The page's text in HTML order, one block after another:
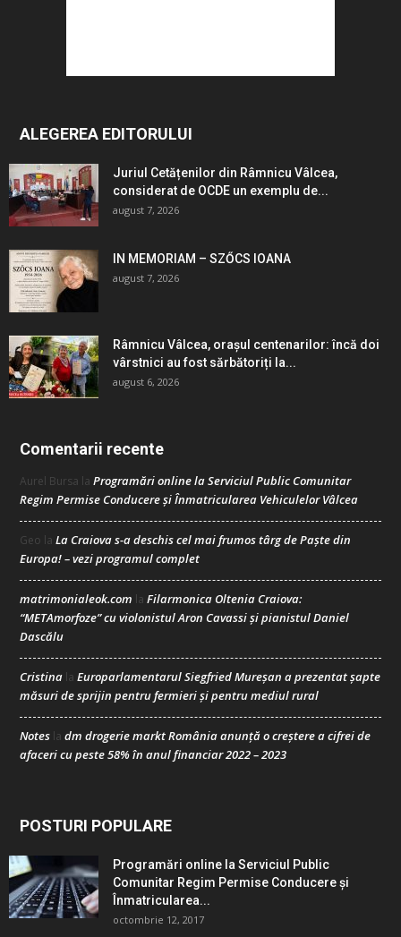
ALEGEREA EDITORULUI
Juriul Cetățenilor din Râmnicu Vâlcea,
considerat de OCDE un exemplu de...
august 7, 2026
IN MEMORIAM – SZŐCS IOANA
august 7, 2026
Râmnicu Vâlcea, orașul centenarilor: încă doi
vârstnici au fost sărbătoriți la...
august 6, 2026
Comentarii recente
Aurel Bursa la Programări online la Serviciul Public Comunitar
Regim Permise Conducere şi Înmatricularea Vehiculelor Vâlcea
Geo la La Craiova s-a deschis cel mai frumos târg de Paște din
Europa! – vezi programul complet
matrimonialeok.com la Filarmonica Oltenia Craiova:
“METAmorfoze” cu violonistul Aron Cavassi și pianistul Daniel
Dascălu
Cristina la Europarlamentarul Siegfried Mureșan a prezentat șapte
măsuri de sprijin pentru fermieri și pentru mediul rural
Notes la dm drogerie markt România anunță o creștere a cifrei de
afaceri cu peste 58% în anul financiar 2022 – 2023
POSTURI POPULARE
Programări online la Serviciul Public
Comunitar Regim Permise Conducere şi
Înmatricularea...
octombrie 12, 2017